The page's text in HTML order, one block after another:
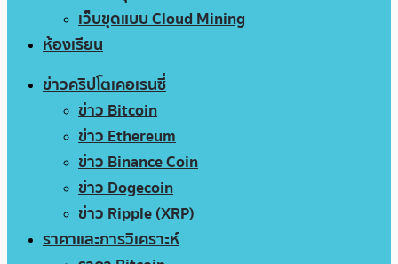
เว็บขุดแบบ Cloud Mining
ห้องเรียน
ข่าวคริปโตเคอเรนซี่
ข่าว Bitcoin
ข่าว Ethereum
ข่าว Binance Coin
ข่าว Dogecoin
ข่าว Ripple (XRP)
ราคาและการวิเคราะห์